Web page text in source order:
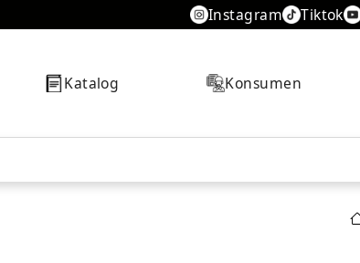
Instagram Tiktok
Katalog Konsumen